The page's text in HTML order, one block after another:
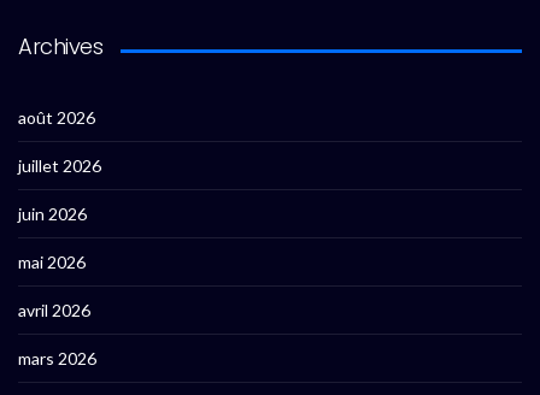
Archives
août 2026
juillet 2026
juin 2026
mai 2026
avril 2026
mars 2026